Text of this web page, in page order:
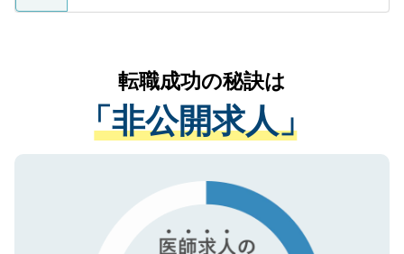
ているすべての個人データはご本人の許可
は、個人情報の取り扱いについての厳密な
管理基準を満たした事業者のみに付与され
る、プライバシーマークを取得済みです。
で、機密保持に関してもご安心ください。
かがいして、現在の医療機関の状況や紹介
経験をまじえながら、適切なアドバイスを
させていただきます。すぐにご転職をされ
ない方には、長期的なサポートが可能です
ので、まずはご登録ください。
転職成功の秘訣は
「非公開求人」